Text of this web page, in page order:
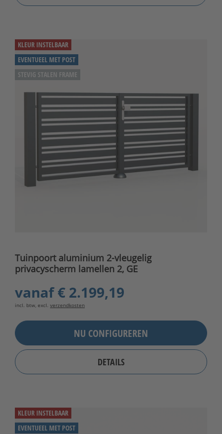
KLEUR INSTELBAAR
EVENTUEEL MET POST
STEVIG STALEN FRAME
Tuinpoort aluminium 2-vleugelig
privacyscherm lamellen 2, GE
vanaf€ 2.199,19
incl. btw, excl. verzendkosten
NU CONFIGUREREN
DETAILS
KLEUR INSTELBAAR
EVENTUEEL MET POST